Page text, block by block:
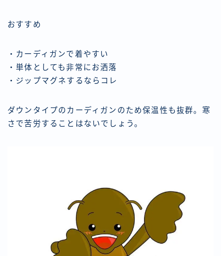
おすすめ
・カーディガンで着やすい
・単体としても非常にお洒落
・ジップマグネするならコレ
ダウンタイプのカーディガンのため保温性も抜群。寒
さで苦労することはないでしょう。